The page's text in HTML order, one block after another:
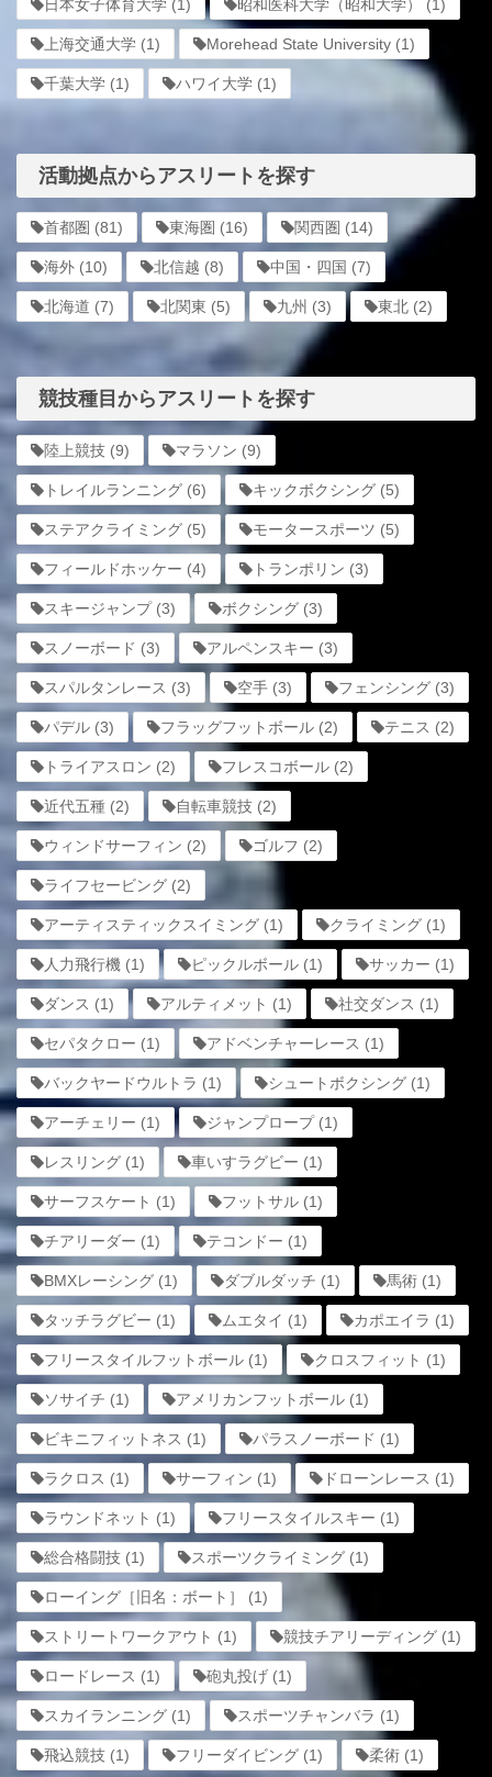
日本女子体育大学 (1) 昭和医科大学（昭和大学） (1)
上海交通大学 (1) Morehead State University (1)
千葉大学 (1) ハワイ大学 (1)
活動拠点からアスリートを探す
首都圏 (81) 東海圏 (16) 関西圏 (14)
海外 (10) 北信越 (8) 中国・四国 (7)
北海道 (7) 北関東 (5) 九州 (3) 東北 (2)
競技種目からアスリートを探す
陸上競技 (9) マラソン (9)
トレイルランニング (6) キックボクシング (5)
ステアクライミング (5) モータースポーツ (5)
フィールドホッケー (4) トランポリン (3)
スキージャンプ(3) ボクシング (3)
スノーボード (3) アルペンスキー (3)
スパルタンレース (3) 空手 (3) フェンシング (3)
パデル (3) フラッグフットボール (2) テニス (2)
トライアスロン (2) フレスコボール (2)
近代五種 (2) 自転車競技 (2)
ウィンドサーフィン (2) ゴルフ (2)
ライフセービング (2)
アーティスティックスイミング (1) クライミング (1)
人力飛行機 (1) ピックルボール (1) サッカー (1)
ダンス (1) アルティメット (1) 社交ダンス (1)
セパタクロー (1) アドベンチャーレース (1)
バックヤードウルトラ (1) シュートボクシング (1)
アーチェリー (1) ジャンプロープ(1)
レスリング (1) 車いすラグビー (1)
サーフスケート (1) フットサル (1)
チアリーダー (1) テコンドー (1)
BMXレーシング (1) ダブルダッチ (1) 馬術 (1)
タッチラグビー (1) ムエタイ (1) カポエイラ (1)
フリースタイルフットボール (1) クロスフィット (1)
ソサイチ (1) アメリカンフットボール (1)
ビキニフィットネス (1) パラスノーボード (1)
ラクロス (1) サーフィン (1) ドローンレース (1)
ラウンドネット (1) フリースタイルスキー (1)
総合格闘技 (1) スポーツクライミング (1)
ローイング［旧名：ボート］ (1)
ストリートワークアウト (1) 競技チアリーディング (1)
ロードレース (1) 砲丸投げ (1)
スカイランニング (1) スポーツチャンバラ (1)
飛込競技 (1) フリーダイビング (1) 柔術 (1)